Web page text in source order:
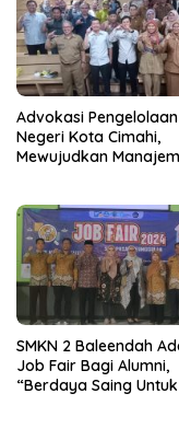
Advokasi Pengelolaan
Negeri Kota Cimahi,
Mewujudkan
SMKN 2 Baleendah
Job Fair Bagi Alumni,
“Berdaya Saing